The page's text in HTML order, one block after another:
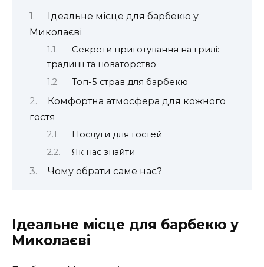
Ідеальне місце для барбекю у
Миколаєві
Секрети приготування на грилі:
традиції та новаторство
Топ-5 страв для барбекю
Комфортна атмосфера для кожного
гостя
Послуги для гостей
Як нас знайти
Чому обрати саме нас?
Ідеальне місце для барбекю у
Миколаєві